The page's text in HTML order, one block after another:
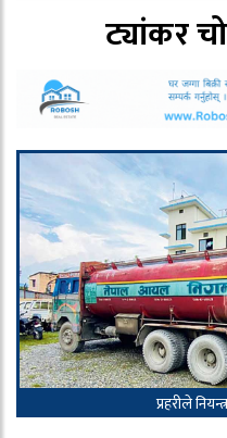
ट्यांकर
प्रहरीले